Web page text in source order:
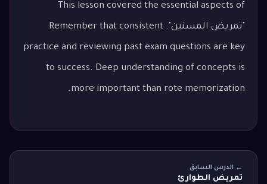
This lesson covered the essential aspects of
"تمريض المسنين". Remember that consistent
practice and reviewing past exam questions are key
to success. Deep understanding of concepts is
more important than rote memorization.
← الدرس السابق
تمريض الطوارئ